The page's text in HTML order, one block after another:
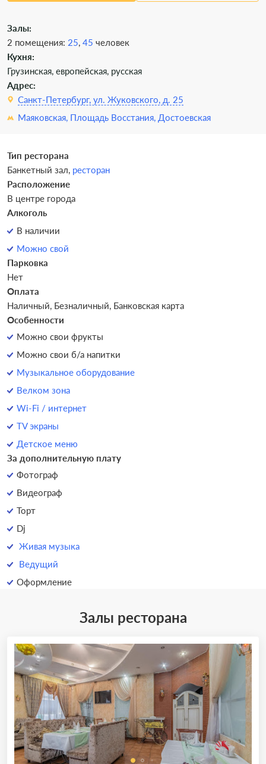
Залы:
2 помещения: 25, 45 человек
Кухня:
Грузинская, европейская, русская
Адрес:
Санкт-Петербург, ул. Жуковского, д. 25
Маяковская, Площадь Восстания, Достоевская
Тип ресторана
Банкетный зал, ресторан
Расположение
В центре города
Алкоголь
В наличии
Можно свой
Парковка
Нет
Оплата
Наличный, Безналичный, Банковская карта
Особенности
Можно свои фрукты
Можно свои б/а напитки
Музыкальное оборудование
Велком зона
Wi-Fi / интернет
TV экраны
Детское меню
За дополнительную плату
Фотограф
Видеограф
Торт
Dj
Живая музыка
Ведущий
Оформление
Залы ресторана